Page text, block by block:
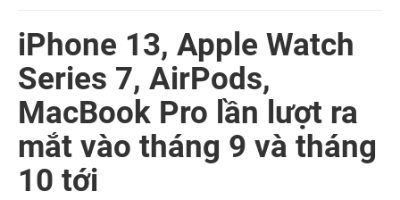
iPhone 13, Apple Watch
Series 7, AirPods,
MacBook Pro lần lượt ra
mắt vào tháng 9 và tháng
10 tới